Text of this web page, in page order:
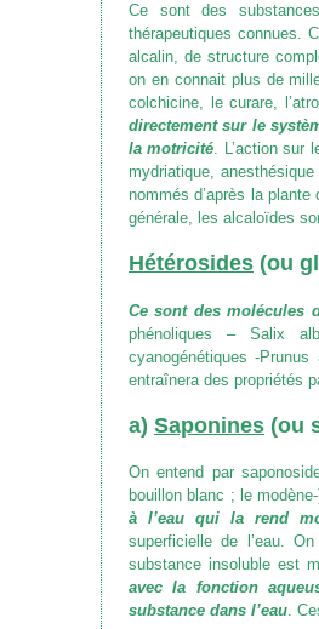
Ce sont des
thérapeutiques connues.
alcalin, de structure
on en connait plus de
colchicine, le curare,
directement sur le
la motricité. L’action sur
mydriatique,
nommés d’après la plante
générale, les alcaloïdes
Hétérosides (ou
Ce sont des molécules
phénoliques – Salix
cyanogénétiques -
entraînera des propriétés
a) Saponines (ou
On entend par
bouillon blanc ; le
à l’eau qui la rend
superficielle de l’eau.
substance insoluble est
avec la fonction
substance dans l’eau .